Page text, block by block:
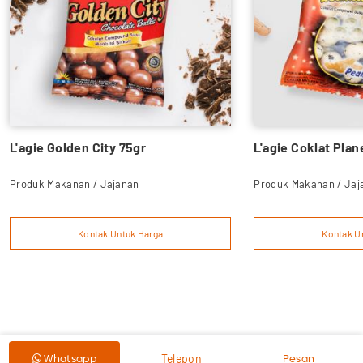
Whatsapp Telepon Pesan
L'agie Golden City 75gr
Produk Makanan / Jajanan
Kontak Untuk Harga
L'agie Coklat
Produk Makanan /
Kontak